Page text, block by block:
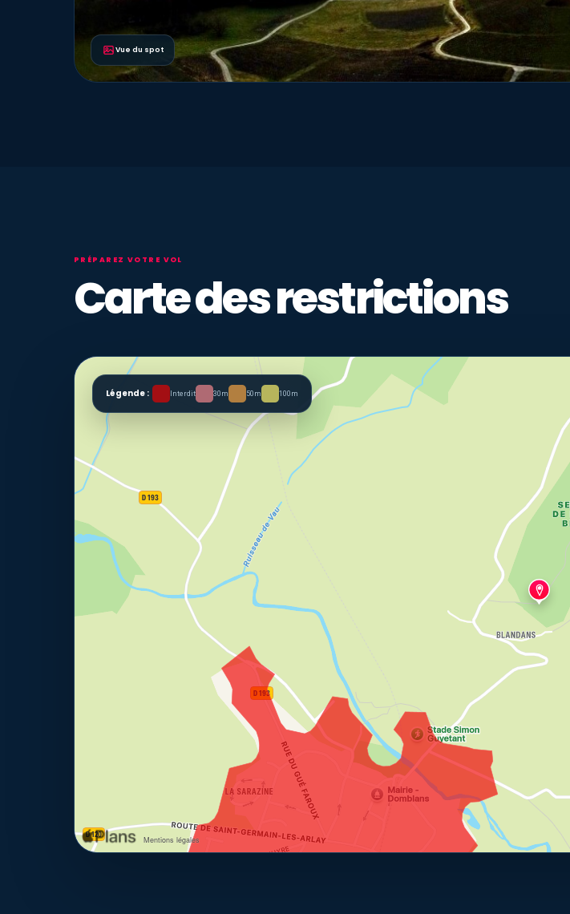
Vue du spot
PRÉPAREZ VOTRE VOL
Carte des restrictions
Légende : Interdit 30m 50m 100m